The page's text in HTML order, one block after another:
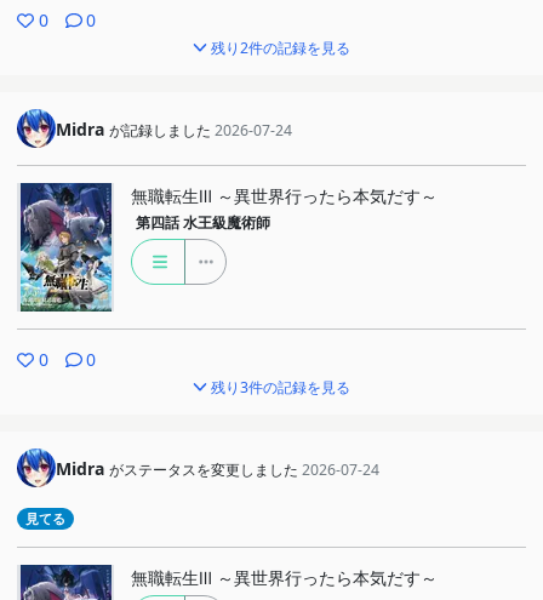
0 0
残り2件の記録を見る
Midra が記録しました 2026-07-24
無職転生Ⅲ ～異世界行ったら本気だす～
第四話 水王級魔術師
0 0
残り3件の記録を見る
Midra がステータスを変更しました 2026-07-24
見てる
無職転生Ⅲ ～異世界行ったら本気だす～